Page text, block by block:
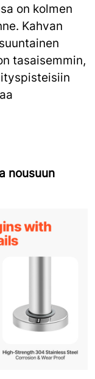
on kolmen
Kahvan
tasaisemmin,
nousuun